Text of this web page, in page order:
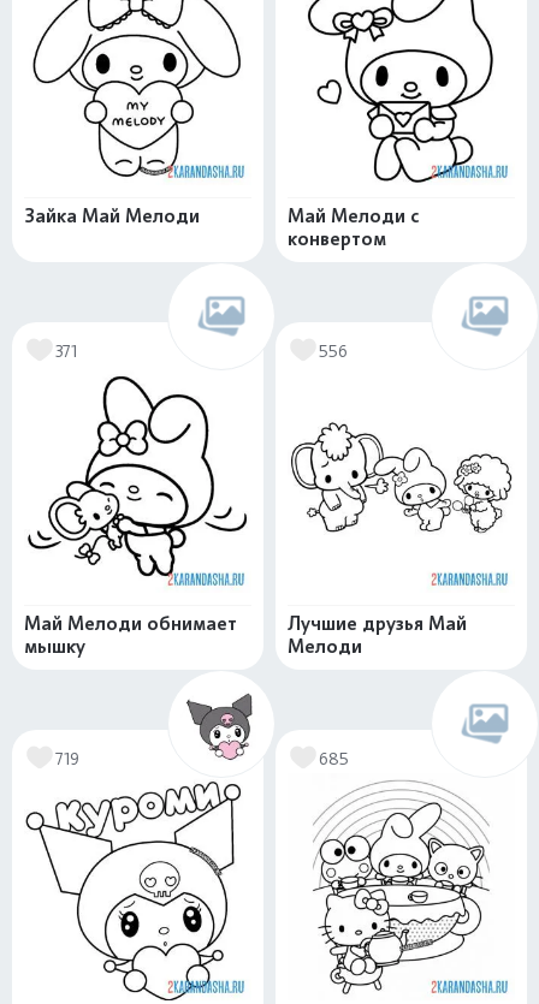
Зайка Май Мелоди
Май Мелоди с
конвертом
371
Май Мелоди обнимает
мышку
556
Лучшие друзья Май
Мелоди
719 685